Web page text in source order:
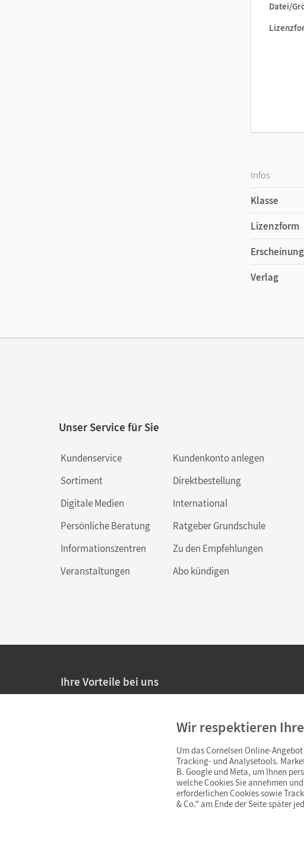
Datei/
Infos
Klasse
Lizenzform
Verlag
Unser Service für Sie
Kundenservice
Sortiment
Digitale Medien
Persönliche Beratung
Informationszentren
Veranstaltungen
Kundenkonto anlegen
Direktbestellung
International
Ratgeber Grundschule
Zu den Empfehlungen
Abo kündigen
Ihre Vorteile bei uns
Persönliche Angebote für Lehrkräfte
Sicheres Einkaufen mit SSL-Verschlüsselung
Widerrufsfristvon 4 Wochen
Schnelle und einfache Retourenabwicklung
Wir respektieren
Um das Cornelsen Online-
Tracking- und Analysetools.
B. Google und Meta, um Ihnen
welche Cookies Sie annehmen
erforderlichen Cookies sowie
& Co.“ am Ende der Seite später